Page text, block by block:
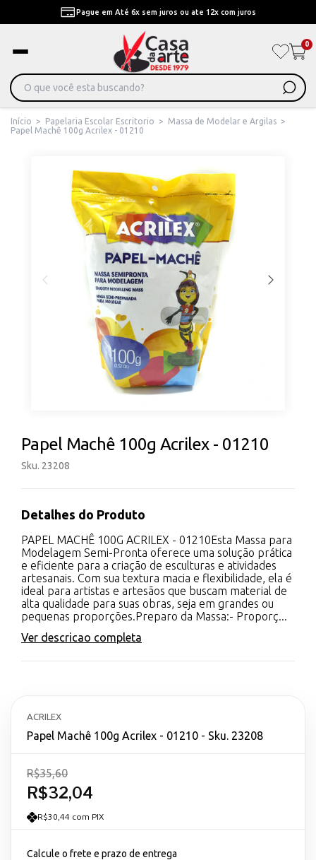
Pague em Até 6x sem juros ou ate 12x com juros
0
Início > Papelaria Escolar Escritorio > Massa de Modelar e Argilas >
Papel Machê 100g Acrilex - 01210
Papel Machê 100g Acrilex - 01210
Sku. 23208
Detalhes do Produto
PAPEL MACHÊ 100G ACRILEX - 01210Esta Massa para
Modelagem Semi-Pronta oferece uma solução prática
e eficiente para a criação de esculturas e atividades
artesanais. Com sua textura macia e flexibilidade, ela é
ideal para artistas e artesãos que buscam material de
alta qualidade para suas obras, seja em grandes ou
pequenas proporções.Preparo da Massa:- Proporç...
Ver descricao completa
ACRILEX
Papel Machê 100g Acrilex - 01210 - Sku. 23208
R$32,04
R$35,60
R$30,44 com PIX
Calcule o frete e prazo de entrega